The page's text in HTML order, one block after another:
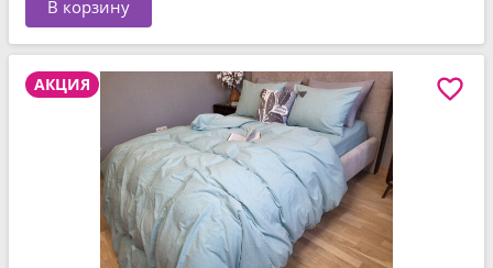
В корзину
АКЦИЯ